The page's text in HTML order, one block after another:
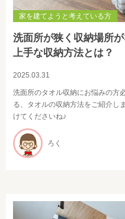
家を建てようと考えている方
洗面所が狭く収納場所が
上手な収納方法とは？
2025.03.31
洗面所のタオル収納にお悩みの方
る、タオルの収納方法をご紹介し
けてくださいね♪
ろく